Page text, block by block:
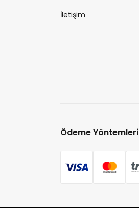
İletişim
Ödeme Yöntemleri